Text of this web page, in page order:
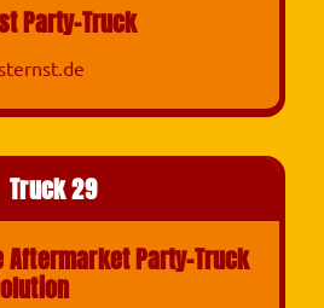
Party-Truck
Truck 29
Aftermarket Party-Truck